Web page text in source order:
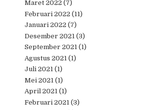
Maret 2022 (7)
Februari 2022 (11)
Januari 2022 (7)
Desember 2021 (3)
September 2021 (1)
Agustus 2021 (1)
Juli 2021 (1)
Mei 2021 (1)
April 2021 (1)
Februari 2021 (3)